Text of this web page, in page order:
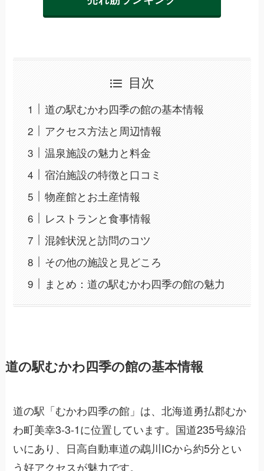
目次
道の駅むかわ四季の館の基本情報
アクセス方法と周辺情報
温泉施設の魅力と料金
宿泊施設の特徴と口コミ
物産館とお土産情報
レストランと食事情報
混雑状況と訪問のコツ
その他の施設と見どころ
まとめ：道の駅むかわ四季の館の魅力
道の駅むかわ四季の館の基本情報
道の駅「むかわ四季の館」は、北海道勇払郡むか
わ町美幸3-3-1に位置しています。国道235号線沿
いにあり、日高自動車道の鵡川ICから約5分とい
う好アクセスが魅力です。